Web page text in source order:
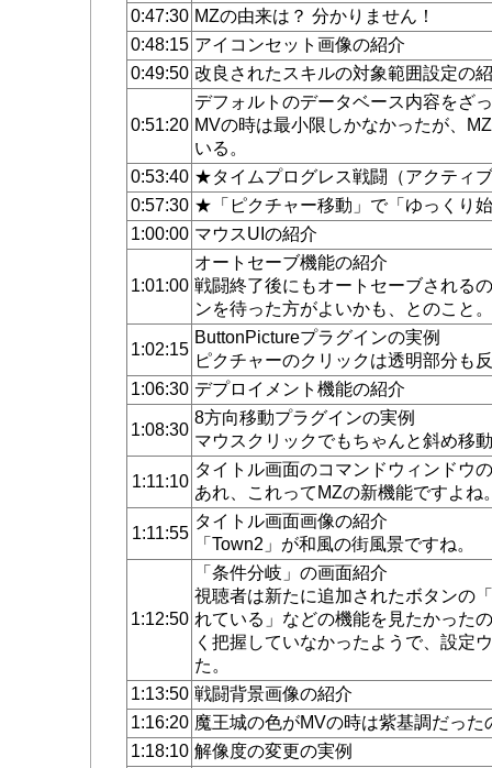
0:47:30 MZの由来は？ 分かりません！
0:48:15 アイコンセット画像の紹介
0:49:50 改良されたスキルの対象範囲設定の
0:51:20
デフォルトのデータベース内容をざ
MVの時は最小限しかなかったが、
いる。
0:53:40 ★タイムプログレス戦闘（アクティ
0:57:30 ★「ピクチャー移動」で「ゆっくり
1:00:00 マウスUIの紹介
1:01:00
オートセーブ機能の紹介
戦闘終了後にもオートセーブされる
ンを待った方がよいかも、とのこと
1:02:15
ButtonPictureプラグインの実例
ピクチャーのクリックは透明部分も
1:06:30 デプロイメント機能の紹介
1:08:30
8方向移動プラグインの実例
マウスクリックでもちゃんと斜め移
1:11:10
タイトル画面のコマンドウィンドウ
あれ、これってMZの新機能ですよね
1:11:55
タイトル画面画像の紹介
「Town2」が和風の街風景ですね。
1:12:50
「条件分岐」の画面紹介
視聴者は新たに追加されたボタンの
れている」などの機能を見たかった
く把握していなかったようで、設定
た。
1:13:50 戦闘背景画像の紹介
1:16:20 魔王城の色がMVの時は紫基調だっ
1:18:10 解像度の変更の実例